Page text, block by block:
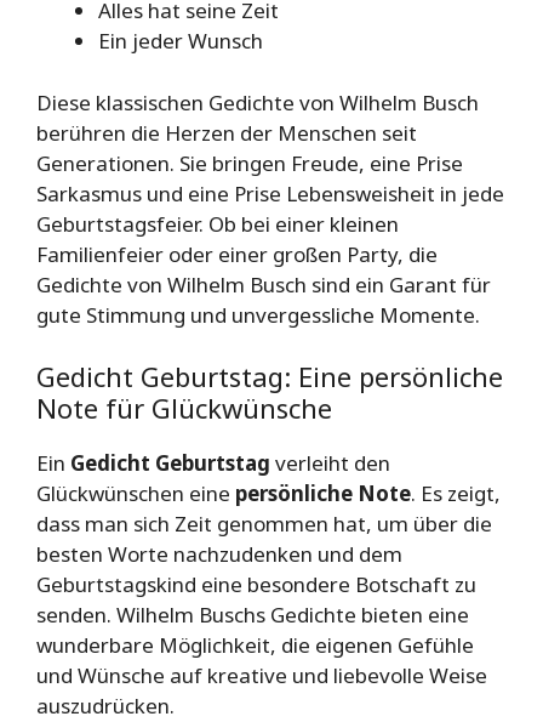
Alles hat seine Zeit
Ein jeder Wunsch
Diese klassischen Gedichte von Wilhelm Busch
berühren die Herzen der Menschen seit
Generationen. Sie bringen Freude, eine Prise
Sarkasmus und eine Prise Lebensweisheit in jede
Geburtstagsfeier. Ob bei einer kleinen
Familienfeier oder einer großen Party, die
Gedichte von Wilhelm Busch sind ein Garant für
gute Stimmung und unvergessliche Momente.
Gedicht Geburtstag: Eine persönliche
Note für Glückwünsche
Ein Gedicht Geburtstag verleiht den
Glückwünschen eine persönliche Note. Es zeigt,
dass man sich Zeit genommen hat, um über die
besten Worte nachzudenken und dem
Geburtstagskind eine besondere Botschaft zu
senden. Wilhelm Buschs Gedichte bieten eine
wunderbare Möglichkeit, die eigenen Gefühle
und Wünsche auf kreative und liebevolle Weise
auszudrücken.